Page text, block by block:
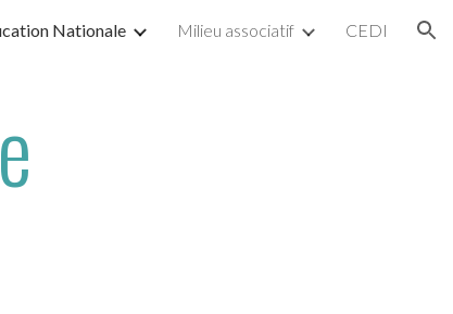
Nationale Milieu associatif CEDI